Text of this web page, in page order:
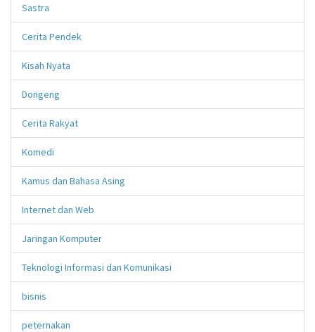
Sastra
Cerita Pendek
Kisah Nyata
Dongeng
Cerita Rakyat
Komedi
Kamus dan Bahasa Asing
Internet dan Web
Jaringan Komputer
Teknologi Informasi dan Komunikasi
bisnis
peternakan